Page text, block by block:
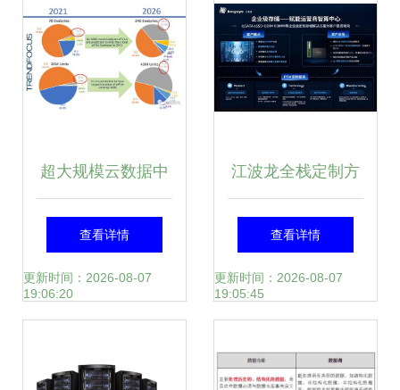
超大规模云数据中
心对存储的诉求 数
据处理与存储服务
查看详情
更新时间：2026-08-07
19:06:20
江波龙全栈定制方
案亮相2024数字科
技生态大会 PTM存
革新
查看详情
更新时间：2026-08-07
19:05:45